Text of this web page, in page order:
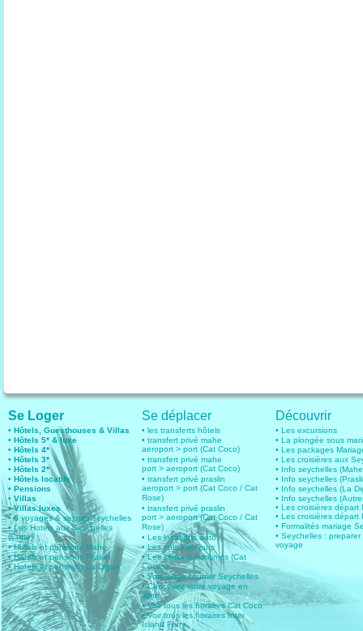
Se Loger
• Hôtels, Guesthouses & Villas
• Hôtels 5* & luxe
• Hôtels 4*
• Hôtels 3*
• Hôtels 2*
• Hôtels locatifs
• Pensions
• Villas
• Villas luxes
• 6voyages & sejours seychelles
• Les Hotels aux Seychelles
(Carte)
• Hotels et pensions Mahe
• Hotels et pensions Praslin
• Hotels et pensions La Digue
Se déplacer
• les transferts hôtels
• transfert privé mahe
aeroport > port (Cat Coco)
• transfert privé mahe
port > aeroport (Cat Coco)
• transfert privé praslin
aeroport > port (Cat Coco / Cat
Rose)
• transfert privé praslin
port > aeroport (Cat Coco / Cat
Rose)
• Les locations auto
• Les vols intérieurs
• Les liaisons maritimes (Cat
Cocos)
• Vols longs courrier Seychelles
• Concevez votre voyage en
ligne
• Voir tous les horaires Cat Coco
• Voir tous les horaires Inter
Island Ferry
Découvrir
• Les excursions
• La plongée sous
• Les packages
• Les croisières aux
• Info seychelles
• Info seychelles
• Info seychelles (La
• Info seychelles
• Les croisières départ
• Les croisières départ
• Formalités mariage
• Seychelles : preparer
voyage